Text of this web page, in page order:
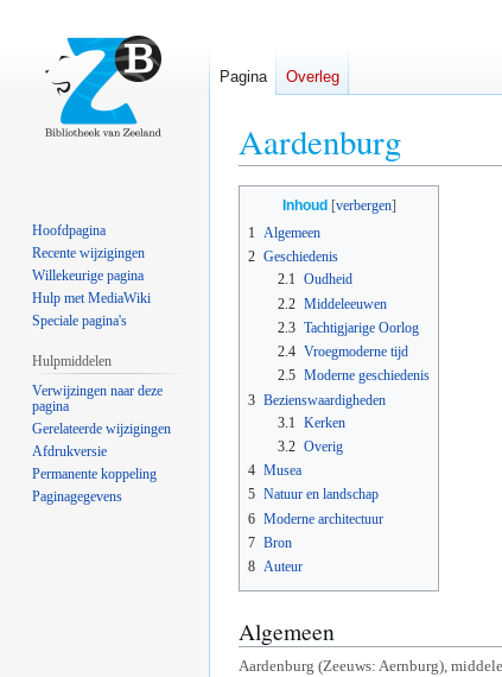
Aardenburg
navigatie
springen
zoeken
springen
Inhoud
1 Algemeen
2 Geschiedenis
2.1 Oudheid
2.2 Middeleeuwen
2.3 Tachtigjarige Oorlog
2.4 Vroegmoderne tijd
2.5 Moderne geschiedenis
3 Bezienswaardigheden
3.1
Kerken
3.2 Overig
4 Musea
5 Natuur en landschap
6 Moderne architectuur
7 Bron
8 Auteur
Algemeen
Aardenburg (Zeeuws: Aernburg),
Pagina Overleg
Hoofdpagina
Recente wijzigingen
Willekeurige pagina
Hulp met MediaWiki
Speciale pagina's
Hulpmiddelen
Verwijzingen naar deze
pagina
Gerelateerde wijzigingen
Afdrukversie
Permanente koppeling
Paginagegevens